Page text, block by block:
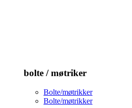
bolte / møtriker
Bolte/møtrikker
Bolte/møtrikker